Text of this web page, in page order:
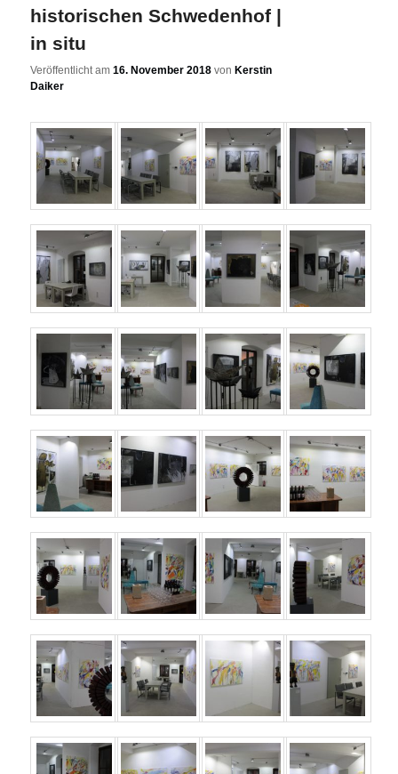
historischen Schwedenhof |
in situ
Veröffentlicht am16. November 2018 von Kerstin
Daiker